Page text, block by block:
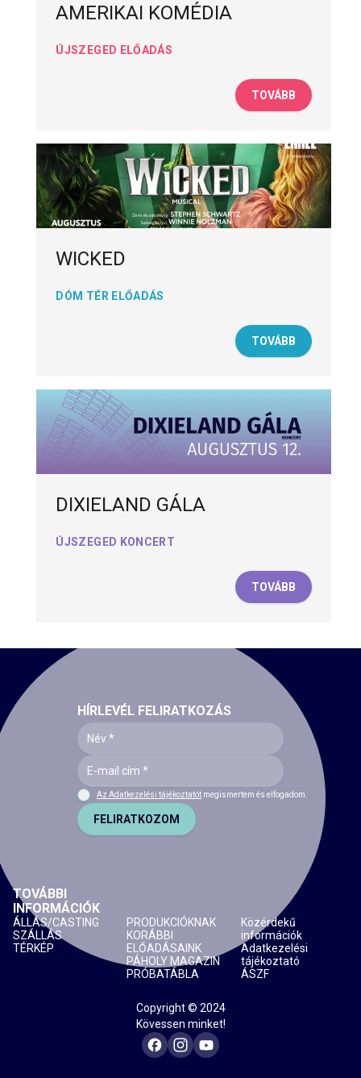
AMERIKAI KOMÉDIA
ÚJSZEGED ELŐADÁS
TOVÁBB
WICKED
DÓM TÉR ELŐADÁS
TOVÁBB
DIXIELAND GÁLA
ÚJSZEGED KONCERT
TOVÁBB
Copyright © 2024
Kövessen minket!
TOVÁBBI
INFORMÁCIÓK
ÁLLÁS/CASTING
SZÁLLÁS
TÉRKÉP
PRODUKCIÓKNAK
KORÁBBI
ELŐADÁSAINK
PÁHOLY MAGAZIN
PRÓBATÁBLA
Közérdekű
információk
Adatkezelési
tájékoztató
ÁSZF
HÍRLEVÉL FELIRATKOZÁS
Az Adatkezelési tájékoztatót megismertem és elfogadom.
FELIRATKOZOM